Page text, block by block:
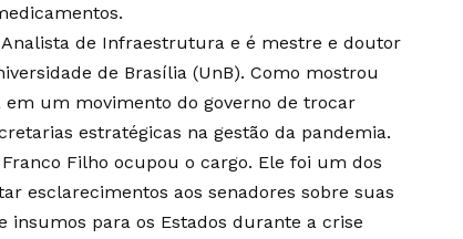
de Infraestrutura e é mestre e doutor
de Brasília (UnB). Como mostrou
em um movimento do governo de trocar
estratégicas na gestão da pandemia.
Filho ocupou o cargo. Ele foi um dos
esclarecimentos aos senadores sobre suas
insumos para os Estados durante a crise